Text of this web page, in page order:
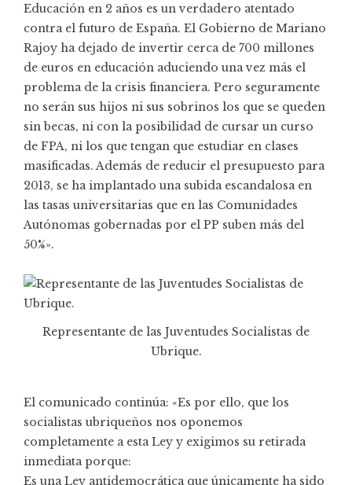
Educación en 2 años es un verdadero atentado
contra el futuro de España. El Gobierno de Mariano
Rajoy ha dejado de invertir cerca de 700 millones
de euros en educación aduciendo una vez más el
problema de la crisis financiera. Pero seguramente
no serán sus hijos ni sus sobrinos los que se queden
sin becas, ni con la posibilidad de cursar un curso
de FPA, ni los que tengan que estudiar en clases
masificadas. Además de reducir el presupuesto para
2013, se ha implantado una subida escandalosa en
las tasas universitarias que en las Comunidades
Autónomas gobernadas por el PP suben más del
50%».
Representante de las Juventudes Socialistas de
Ubrique.
El comunicado continúa: «Es por ello, que los
socialistas ubriqueños nos oponemos
completamente a esta Ley y exigimos su retirada
inmediata porque:
Es una Ley antidemocrática que únicamente ha sido